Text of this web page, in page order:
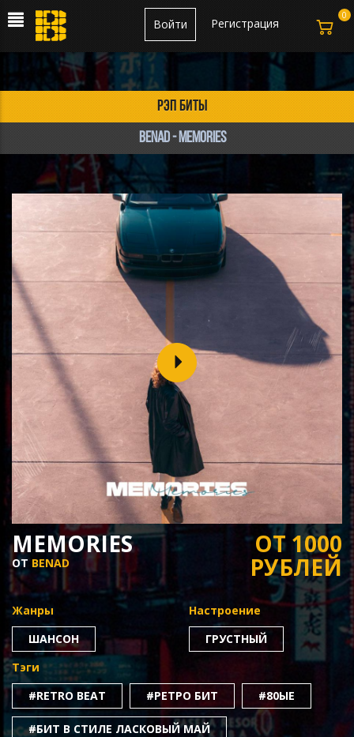
Регистрация
Войти
рэп биты
Benad - Memories
MEMORIES
ОТ BENAD
ОТ 1000
РУБЛЕЙ
Жанры
ШАНСОН
Настроение
ГРУСТНЫЙ
Тэги
#RETRO BEAT
#РЕТРО БИТ #80ЫЕ
#БИТ В СТИЛЕ ЛАСКОВЫЙ МАЙ
0